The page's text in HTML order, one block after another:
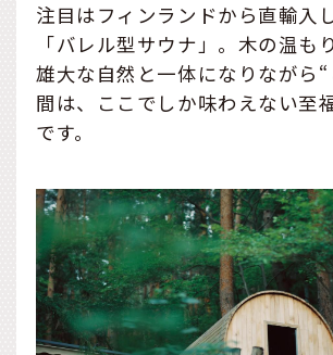
注目はフィンランドから直輸入
「バレル型サウナ」。木の温も
雄大な自然と一体になりながら
間は、ここでしか味わえない至
です。